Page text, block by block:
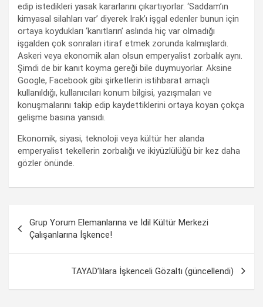
edip istedikleri yasak kararlarını çıkartıyorlar. ‘Saddam’ın
kimyasal silahları var’ diyerek Irak’ı işgal edenler bunun için
ortaya koydukları ‘kanıtların’ aslında hiç var olmadığı
işgalden çok sonraları itiraf etmek zorunda kalmışlardı.
Askeri veya ekonomik alan olsun emperyalist zorbalık aynı.
Şimdi de bir kanıt koyma gereği bile duymuyorlar. Aksine
Google, Facebook gibi şirketlerin istihbarat amaçlı
kullanıldığı, kullanıcıları konum bilgisi, yazışmaları ve
konuşmalarını takip edip kaydettiklerini ortaya koyan çokça
gelişme basına yansıdı.
Ekonomik, siyasi, teknoloji veya kültür her alanda
emperyalist tekellerin zorbalığı ve ikiyüzlülüğü bir kez daha
gözler önünde.
dolaşımı
Grup Yorum Elemanlarına ve İdil Kültür Merkezi
Çalışanlarına İşkence!
TAYAD’lılara İşkenceli Gözaltı (güncellendi)